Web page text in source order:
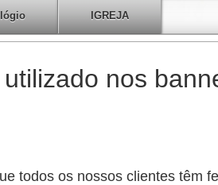
IGREJA
nos
todos os nossos clientes têm